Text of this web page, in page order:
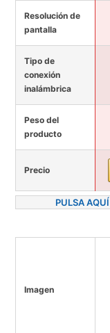
Resolución de
pantalla
Tipo de
conexión
inalámbrica
Peso del
producto
Precio
PULSA
Imagen